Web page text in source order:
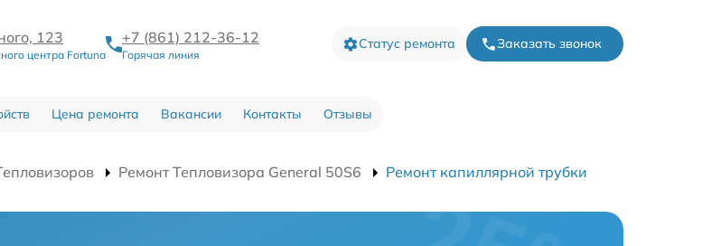
123
центра Fortuna
+7 (861) 212-36-12
Горячая линия
Статус ремонта Заказать звонок
Цена ремонта Вакансии Контакты Отзывы
Ремонт Тепловизора General 50S6 Ремонт капиллярной трубки